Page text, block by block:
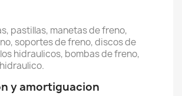
pastillas, manetas de freno,
soportes de freno, discos de
hidraulicos, bombas de freno,
y amortiguacion